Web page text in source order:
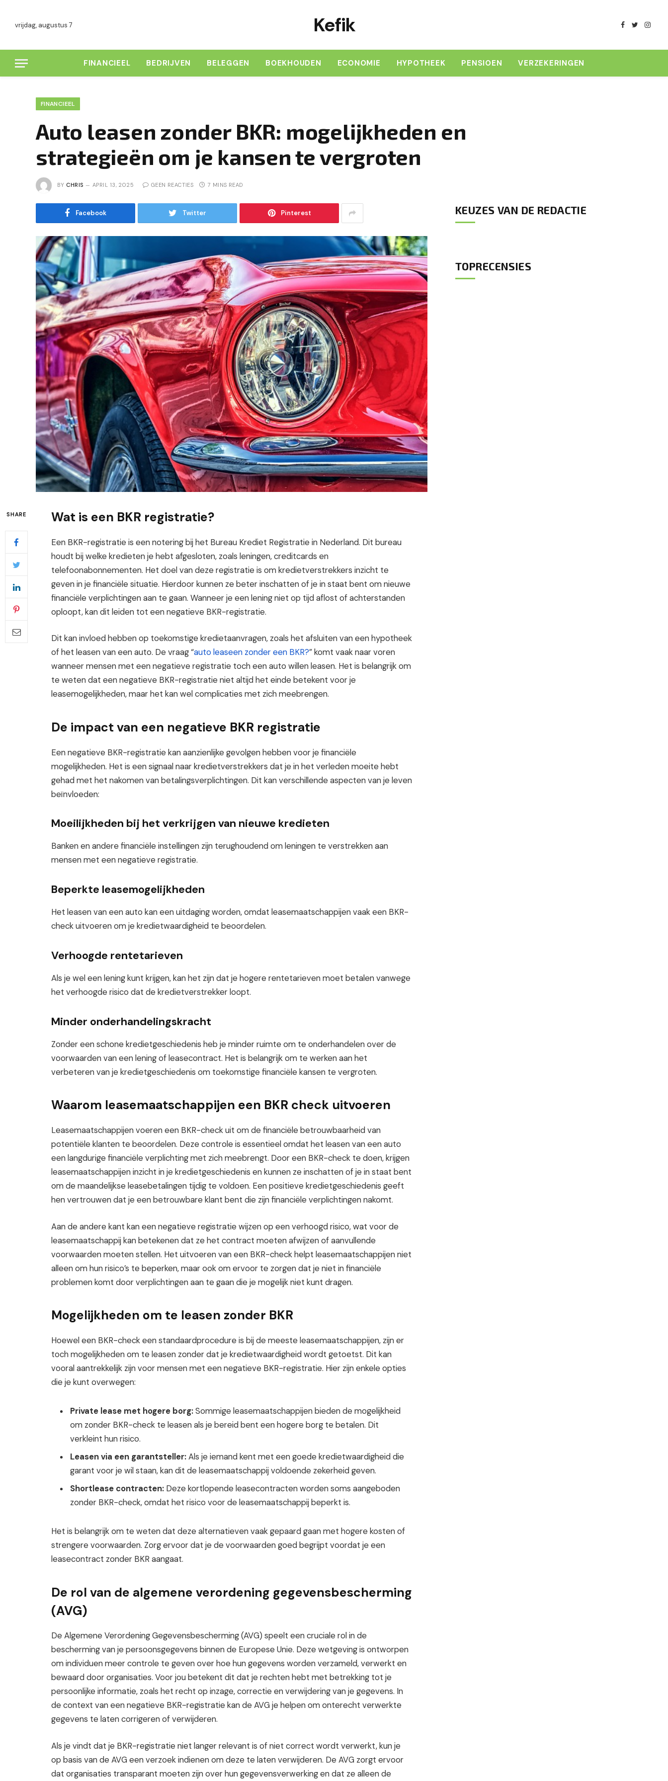
vrijdag, augustus 7 Kefik Facebook
Twitter
FINANCIEEL BEDRIJVEN BELEGGEN BOEKHOUDEN ECONOMIE HYPOTHEEK PENSIOEN VERZEKERINGEN
FINANCIEEL
Auto leasen zonder BKR: mogelijkheden en
strategieën om je kansen te vergroten
BY CHRIS APRIL 13, 2025 GEEN REACTIES 7 MINS READ
Facebook Twitter Pinterest
SHARE Wat is een BKR registratie?
Een BKR-registratie is een notering bij het Bureau Krediet Registratie in Nederland. Dit bureau
houdt bij welke kredieten je hebt afgesloten, zoals leningen, creditcards en
telefoonabonnementen. Het doel van deze registratie is om kredietverstrekkers inzicht te
geven in je financiële situatie. Hierdoor kunnen ze beter inschatten of je in staat bent om nieuwe
financiële verplichtingen aan te gaan. Wanneer je een lening niet op tijd aflost of achterstanden
oploopt, kan dit leiden tot een negatieve BKR-registratie.
Dit kan invloed hebben op toekomstige kredietaanvragen, zoals het afsluiten van een hypotheek
of het leasen van een auto. De vraag “auto leaseen zonder een BKR?” komt vaak naar voren
wanneer mensen met een negatieve registratie toch een auto willen leasen. Het is belangrijk om
te weten dat een negatieve BKR-registratie niet altijd het einde betekent voor je
leasemogelijkheden, maar het kan wel complicaties met zich meebrengen.
De impact van een negatieve BKR registratie
Een negatieve BKR-registratie kan aanzienlijke gevolgen hebben voor je financiële
mogelijkheden. Het is een signaal naar kredietverstrekkers dat je in het verleden moeite hebt
gehad met het nakomen van betalingsverplichtingen. Dit kan verschillende aspecten van je leven
beïnvloeden:
Moeilijkheden bij het verkrijgen van nieuwe kredieten
Banken en andere financiële instellingen zijn terughoudend om leningen te verstrekken aan
mensen met een negatieve registratie.
Beperkte leasemogelijkheden
Het leasen van een auto kan een uitdaging worden, omdat leasemaatschappijen vaak een BKR-
check uitvoeren om je kredietwaardigheid te beoordelen.
Verhoogde rentetarieven
Als je wel een lening kunt krijgen, kan het zijn dat je hogere rentetarieven moet betalen vanwege
het verhoogde risico dat de kredietverstrekker loopt.
Minder onderhandelingskracht
Zonder een schone kredietgeschiedenis heb je minder ruimte om te onderhandelen over de
voorwaarden van een lening of leasecontract. Het is belangrijk om te werken aan het
verbeteren van je kredietgeschiedenis om toekomstige financiële kansen te vergroten.
Waarom leasemaatschappijen een BKR check uitvoeren
Leasemaatschappijen voeren een BKR-check uit om de financiële betrouwbaarheid van
potentiële klanten te beoordelen. Deze controle is essentieel omdat het leasen van een auto
een langdurige financiële verplichting met zich meebrengt. Door een BKR-check te doen, krijgen
leasemaatschappijen inzicht in je kredietgeschiedenis en kunnen ze inschatten of je in staat bent
om de maandelijkse leasebetalingen tijdig te voldoen. Een positieve kredietgeschiedenis geeft
hen vertrouwen dat je een betrouwbare klant bent die zijn financiële verplichtingen nakomt.
Aan de andere kant kan een negatieve registratie wijzen op een verhoogd risico, wat voor de
leasemaatschappij kan betekenen dat ze het contract moeten afwijzen of aanvullende
voorwaarden moeten stellen. Het uitvoeren van een BKR-check helpt leasemaatschappijen niet
alleen om hun risico’s te beperken, maar ook om ervoor te zorgen dat je niet in financiële
problemen komt door verplichtingen aan te gaan die je mogelijk niet kunt dragen.
Mogelijkheden om te leasen zonder BKR
Hoewel een BKR-check een standaardprocedure is bij de meeste leasemaatschappijen, zijn er
toch mogelijkheden om te leasen zonder dat je kredietwaardigheid wordt getoetst. Dit kan
vooral aantrekkelijk zijn voor mensen met een negatieve BKR-registratie. Hier zijn enkele opties
die je kunt overwegen:
Private lease met hogere borg:Sommige leasemaatschappijen bieden de mogelijkheid
om zonder BKR-check te leasen als je bereid bent een hogere borg te betalen. Dit
verkleint hun risico.
Leasen via een garantsteller:Als je iemand kent met een goede kredietwaardigheid die
garant voor je wil staan, kan dit de leasemaatschappij voldoende zekerheid geven.
Shortlease contracten: Deze kortlopende leasecontracten worden soms aangeboden
zonder BKR-check, omdat het risico voor de leasemaatschappij beperkt is.
Het is belangrijk om te weten dat deze alternatieven vaak gepaard gaan met hogere kosten of
strengere voorwaarden. Zorg ervoor dat je de voorwaarden goed begrijpt voordat je een
leasecontract zonder BKR aangaat.
De rol van de algemene verordening gegevensbescherming
(AVG)
De Algemene Verordening Gegevensbescherming (AVG) speelt een cruciale rol in de
bescherming van je persoonsgegevens binnen de Europese Unie. Deze wetgeving is ontworpen
om individuen meer controle te geven over hoe hun gegevens worden verzameld, verwerkt en
bewaard door organisaties. Voor jou betekent dit dat je rechten hebt met betrekking tot je
persoonlijke informatie, zoals het recht op inzage, correctie en verwijdering van je gegevens. In
de context van een negatieve BKR-registratie kan de AVG je helpen om onterecht verwerkte
gegevens te laten corrigeren of verwijderen.
Als je vindt dat je BKR-registratie niet langer relevant is of niet correct wordt verwerkt, kun je
op basis van de AVG een verzoek indienen om deze te laten verwijderen. De AVG zorgt ervoor
dat organisaties transparant moeten zijn over hun gegevensverwerking en dat ze alleen de
KEUZES VAN DE REDACTIE
TOPRECENSIES